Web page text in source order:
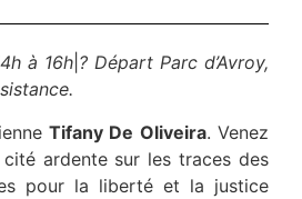
à 16h ? Départ Parc d’Avroy,
Tifany De Oliveira. Venez
ardente sur les traces des
pour la liberté et la justice